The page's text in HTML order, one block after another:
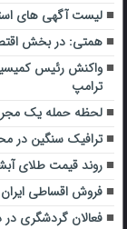
لیست آگهی های
همتی: در بخش
واکنش رئیس
ترامپ
لحظه حمله یک
ترافیک سنگین در
روند قیمت طلای آبشده و
فروش اقساطی
فعالان گردشگری در دوران